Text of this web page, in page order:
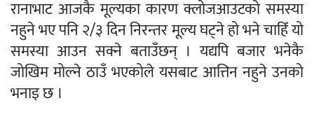
रानाभाट आजकै मूल्यका कारण क्लोजआउटको समस्या
नहुने भए पनि २/३ दिन निरन्तर मूल्य घट्ने हो भने चाहिँ यो
समस्या आउन सक्ने बताउँछन् । यद्यपि बजार भनेकै
जोखिम मोल्ने ठाउँ भएकोले यसबाट आत्तिन नहुने उनको
भनाइ छ ।